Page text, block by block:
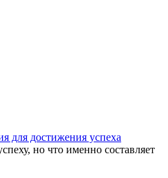
для достижения успеха
но что именно составляет